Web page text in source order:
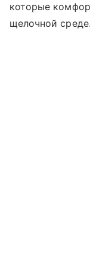
которые
щелочной среде.